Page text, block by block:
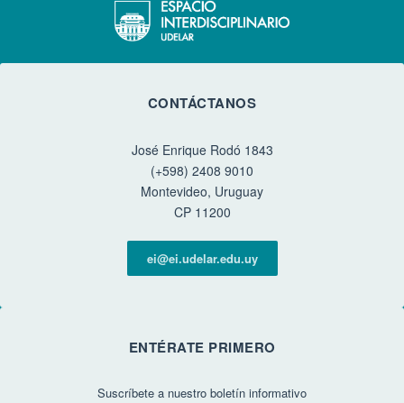
CONTÁCTANOS
José Enrique Rodó 1843
(+598) 2408 9010
Montevideo, Uruguay
CP 11200
ei@ei.udelar.edu.uy
ENTÉRATE PRIMERO
Suscríbete a nuestro boletín informativo